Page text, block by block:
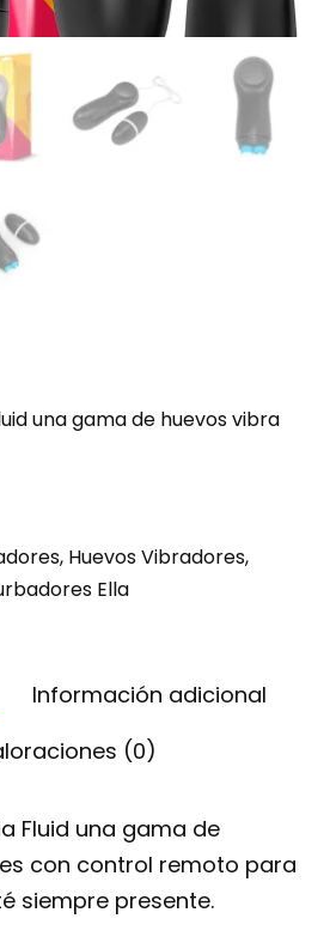
una gama de huevos vibra
, Huevos Vibradores,
Ella
Información adicional
(0)
Fluid una gama de
con control remoto para
siempre presente.